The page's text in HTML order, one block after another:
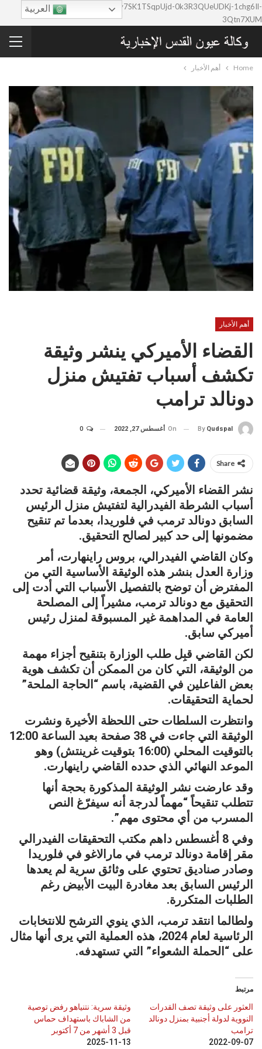
google-site-verification=0y7SK1TSqpUjd-0k3R3QUeUDKj-1chg6Il-
3Qtn7XUM
Home أهم الأخبار
أهم الأخبار
القضاء الأميركي ينشر وثيقة
تكشف أسباب تفتيش منزل
دونالد ترامب
By Qudspal
On أغسطس 27, 2022
Share
نشر القضاء الأميركي، الجمعة، وثيقة قضائية تحدد
أسباب الشرطة الفيدرالية لتفتيش منزل الرئيس
السابق دونالد ترمب في فلوريدا، بعدما تم تنقيح
مضمونها إلى حد كبير لصالح التحقيق.
وكان القاضي الفيدرالي، بروس راينهارت، أمر
وزارة العدل بنشر هذه الوثيقة الأساسية التي من
المفترض أن توضح بالتفصيل الأسباب التي أدت إلى
التحقيق مع دونالد ترمب، مشيراً إلى المصلحة
العامة في المداهمة غير المسبوقة لمنزل رئيس
أميركي سابق.
لكن القاضي قبِل طلب الوزارة بتنقيح أجزاء مهمة
من الوثيقة، التي كان من الممكن أن تكشف هوية
بعض الفاعلين في القضية، باسم “الحاجة الملحة”
لحماية التحقيقات.
وانتظرت السلطات حتى اللحظة الأخيرة ونشرت
الوثيقة التي جاءت في 38 صفحة بعيد الساعة 12:00
بالتوقيت المحلي (16:00 بتوقيت غرينتش) وهو
الموعد النهائي الذي حدده القاضي راينهارت.
وقد عارضت نشر الوثيقة المذكورة بحجة أنها
تتطلب تنقيحاً “مهماً لدرجة أنه سيفرّغ النص
المسرب من أي محتوى مهم”.
وفي 8 أغسطس داهم مكتب التحقيقات الفيدرالي
مقر إقامة دونالد ترمب في مارالاغو في فلوريدا
وصادر صناديق تحتوي على وثائق سرية لم يعدها
الرئيس السابق بعد مغادرة البيت الأبيض رغم
الطلبات المتكررة.
ولطالما انتقد ترمب، الذي ينوي الترشح للانتخابات
الرئاسية لعام 2024، هذه العملية التي يرى أنها مثال
على “الحملة الشعواء” التي تستهدفه.
مرتبط
العثور على وثيقة تصف القدرات
النووية لدولة أجنبية بمنزل دونالد
ترامب
2022-09-07
وثيقة سرية: نتنياهو رفض توصية
من الشاباك باستهداف حماس
قبل 3 أشهر من 7 أكتوبر
2025-11-13
العربية